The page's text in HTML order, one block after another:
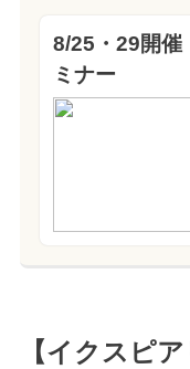
8/25・29開催
ミナー
【イクスピ